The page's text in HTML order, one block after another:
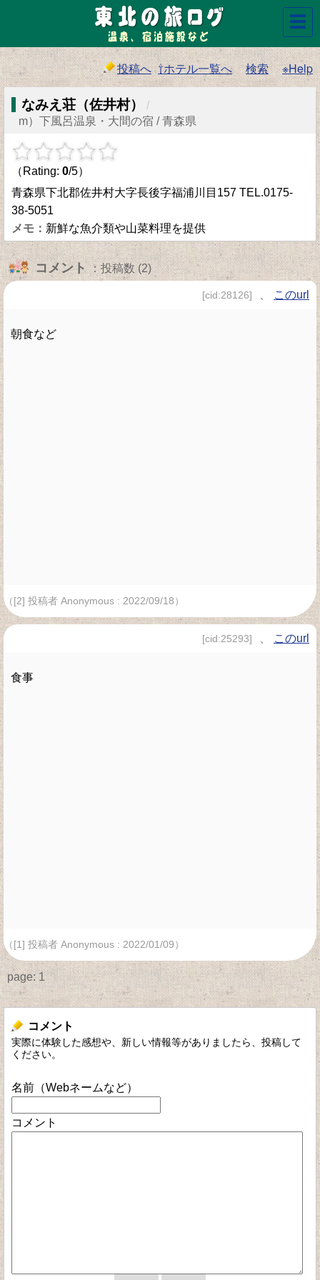
投稿へ ⇧ホテル一覧へ 検索 ※Help
なみえ荘（佐井村）
/
m）下風呂温泉・大間の宿 / 青森県
（Rating: 0/5）
青森県下北郡佐井村大字長後字福浦川目157 TEL.0175-
38-5051
新鮮な魚介類や山菜料理を提供
コメント ：投稿数 (2)
[cid:28126] このurl
朝食など
（[2] 投稿者 Anonymous : 2022/09/18）
[cid:25293] このurl
食事
（[1] 投稿者 Anonymous : 2022/01/09）
page: 1
コメント
実際に体験した感想や、新しい情報等がありましたら、投稿して
ください。
名前（Webネームなど）
コメント
☰